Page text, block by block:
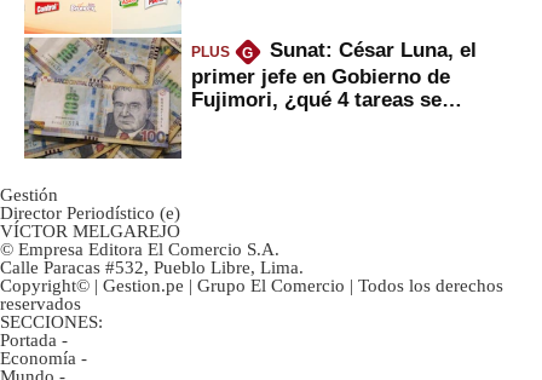
PLUS G
Sunat: César Luna, el
primer jefe en Gobierno de
Fujimori, ¿qué 4 tareas se
Gestión
Director Periodístico (e)
VÍCTOR MELGAREJO
© Empresa Editora El Comercio S.A.
Calle Paracas #532, Pueblo Libre, Lima.
Copyright© | Gestion.pe | Grupo El Comercio | Todos los derechos
reservados
SECCIONES:
Portada -
Economía -